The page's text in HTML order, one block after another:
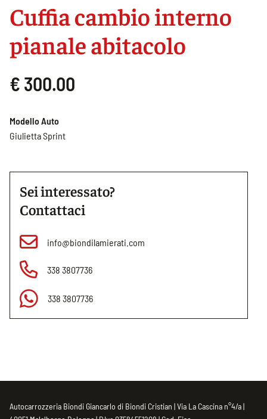
Cuffia cambio interno
pianale abitacolo
€ 300.00
Modello Auto
Giulietta Sprint
Sei interessato?
Contattaci
info@biondilamierati.com
338 3807736
338 3807736
Autocarrozzeria Biondi Giancarlo di Biondi Cristian | Via La Cascina n°4/a |